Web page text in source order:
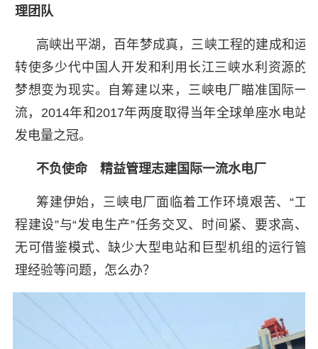
理团队
高峡出平湖，百年梦成真，三峡工程的建成和运
转使多少代中国人开发和利用长江三峡水利资源的
梦想变为现实。自筹建以来，三峡电厂瞄准国际一
流，2014年和2017年两度取得当年全球单座水电站
发电量之冠。
不负使命 精益管理志建国际一流水电厂
筹建伊始，三峡电厂面临着工作环境艰苦、“工
程建设”与“发电生产”任务交叉、时间紧、要求高、
无可借鉴模式、缺少大型电站和巨型机组的运行管
理经验等问题，怎么办？